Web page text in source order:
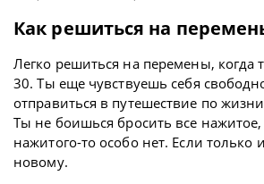
Как решиться на
Легко решиться на перемены, когда
30. Ты еще чувствуешь себя
отправиться в путешествие по
Ты не боишься бросить все
нажитого-то особо нет. Если только
новому.